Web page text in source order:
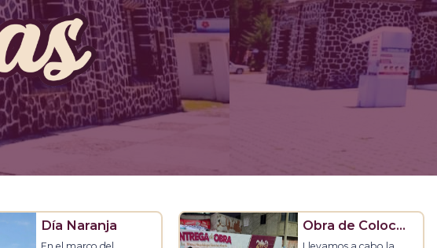
Día Naranja Obra de Colocación de Alumbrado Público en Real del Valle